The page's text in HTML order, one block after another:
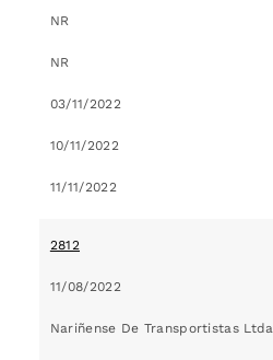
NR
NR
03/11/2022
10/11/2022
11/11/2022
2812
11/08/2022
Nariñense De Transportistas Ltda